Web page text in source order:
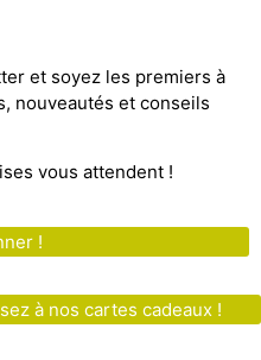
et soyez les premiers à
nouveautés et conseils
vous attendent !
!
à nos cartes cadeaux !